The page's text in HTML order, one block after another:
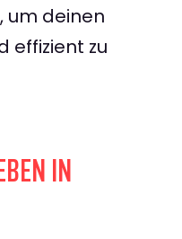
, um deinen
effizient zu
IN